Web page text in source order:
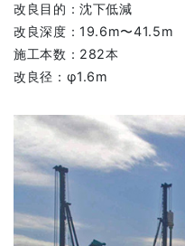
改良目的：沈下低減
改良深度：19.6m〜41.5m
施工本数：282本
改良径：φ1.6m